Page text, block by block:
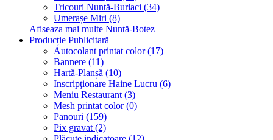
Tricouri Nuntă-Burlaci (34)
Umerașe Miri (8)
Afiseaza mai multe Nuntă-Botez
Producție Publicitară
Autocolant printat color (17)
Bannere (11)
Hartă-Planșă (10)
Inscripţionare Haine Lucru (6)
Meniu Restaurant (3)
Mesh printat color (0)
Panouri (159)
Pix gravat (2)